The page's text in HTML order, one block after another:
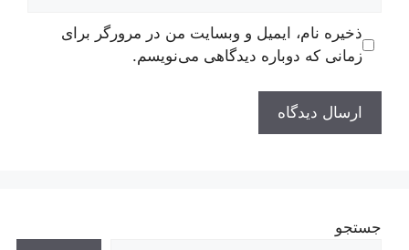
ذخیره نام، ایمیل و وبسایت من در مرورگر برای
زمانی که دوباره دیدگاهی می‌نویسم.
جستجو